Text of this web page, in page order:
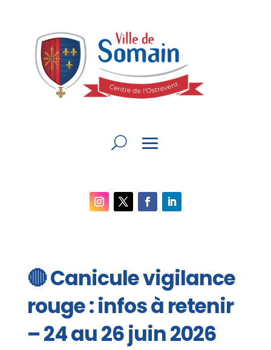
🔴 Canicule vigilance
rouge : infos à retenir
– 24 au 26 juin 2026